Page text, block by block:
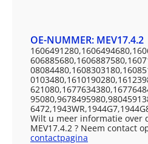
OE-NUMMER: MEV17.4.2
Wilt u meer informatie over
MEV17.4.2 ? Neem contact
contactpagina